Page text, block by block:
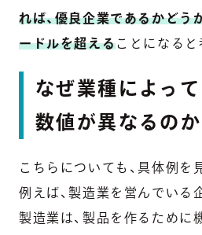
れば、優良企業であるかどう
ードルを超えることになると
なぜ業種によっ
数値が異なるのか
こちらについても、具体例を
例えば、製造業を営んでいる
製造業は、製品を作るために